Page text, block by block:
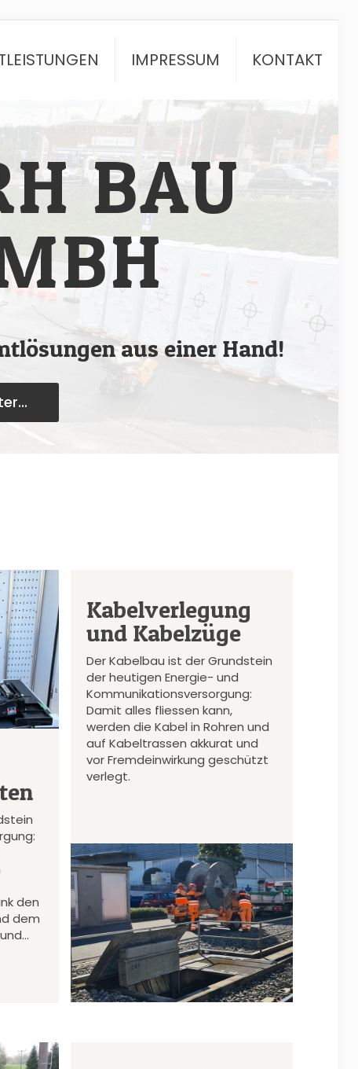
IMPRESSUM KONTAKT
BAU
aus einer Hand!
den
dem
Kabelverlegung
und Kabelzüge
Der Kabelbau ist der Grundstein
der heutigen Energie- und
Kommunikationsversorgung:
Damit alles fliessen kann,
werden die Kabel in Rohren und
auf Kabeltrassen akkurat und
vor Fremdeinwirkung geschützt
verlegt.